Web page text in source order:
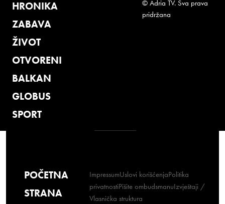
HRONIKA
ZABAVA
ŽIVOT
OTVORENI
BALKAN
GLOBUS
SPORT
© Adria TV. Sva prava
pridržana
POČETNA
STRANA
ImpressumUslovi korišćenjaPolitika
privatnostiPišite ombudsmanuIzvještaji /
Vlasnička struktura